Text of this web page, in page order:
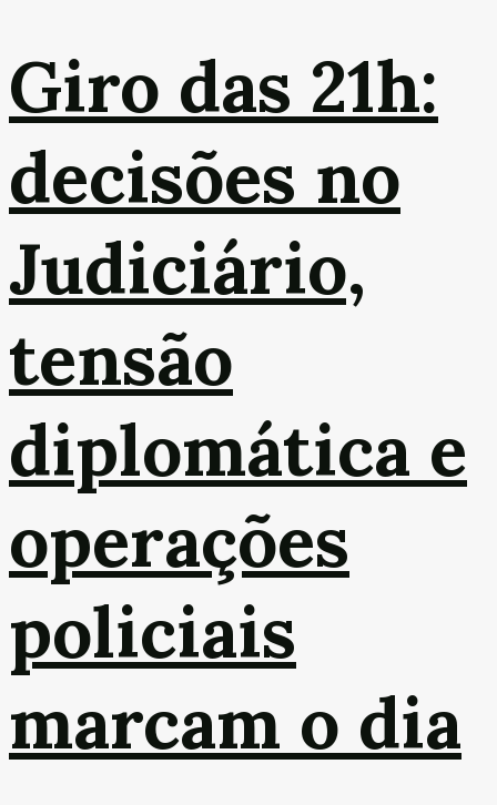
Giro das 21h:
decisões no
Judiciário,
tensão
diplomática e
operações
policiais
marcam o dia